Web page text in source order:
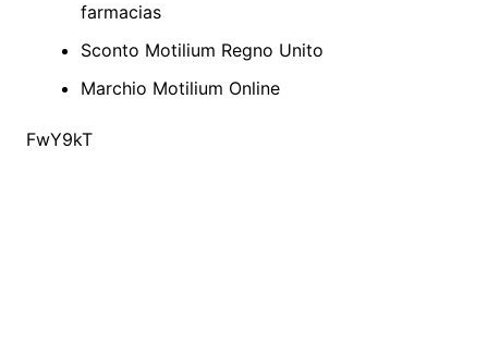
farmacias
Sconto Motilium Regno Unito
Marchio Motilium Online
FwY9kT